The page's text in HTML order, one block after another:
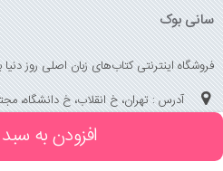
افزودن به
سانی بوک
فروشگاه اینترنتی کتاب‌های زبان اصلی روز
آدرس : تهران، خ انقلاب، خ دانشگاه، مجتمع
تماس حاصل فرمایید)